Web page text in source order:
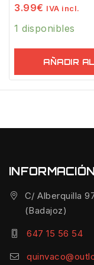
3.99€ IVA incl.
1 disponibles
AÑADIR
CARRITO
C/ Alberquilla
(Badajoz)
647 15 56 54